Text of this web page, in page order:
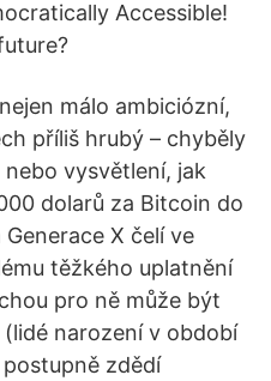
Accessible!
málo ambiciózní,
příliš hrubý – chyběly
vysvětlení, jak
dolarů za Bitcoin do
X čelí ve
těžkého uplatnění
pro ně může být
narození v období
zdědí